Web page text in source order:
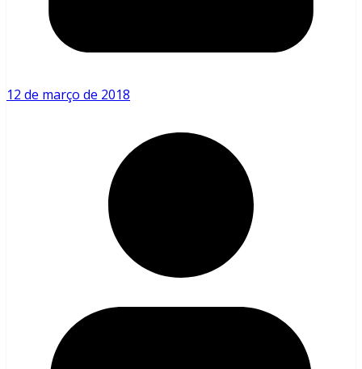
12 de março de 2018